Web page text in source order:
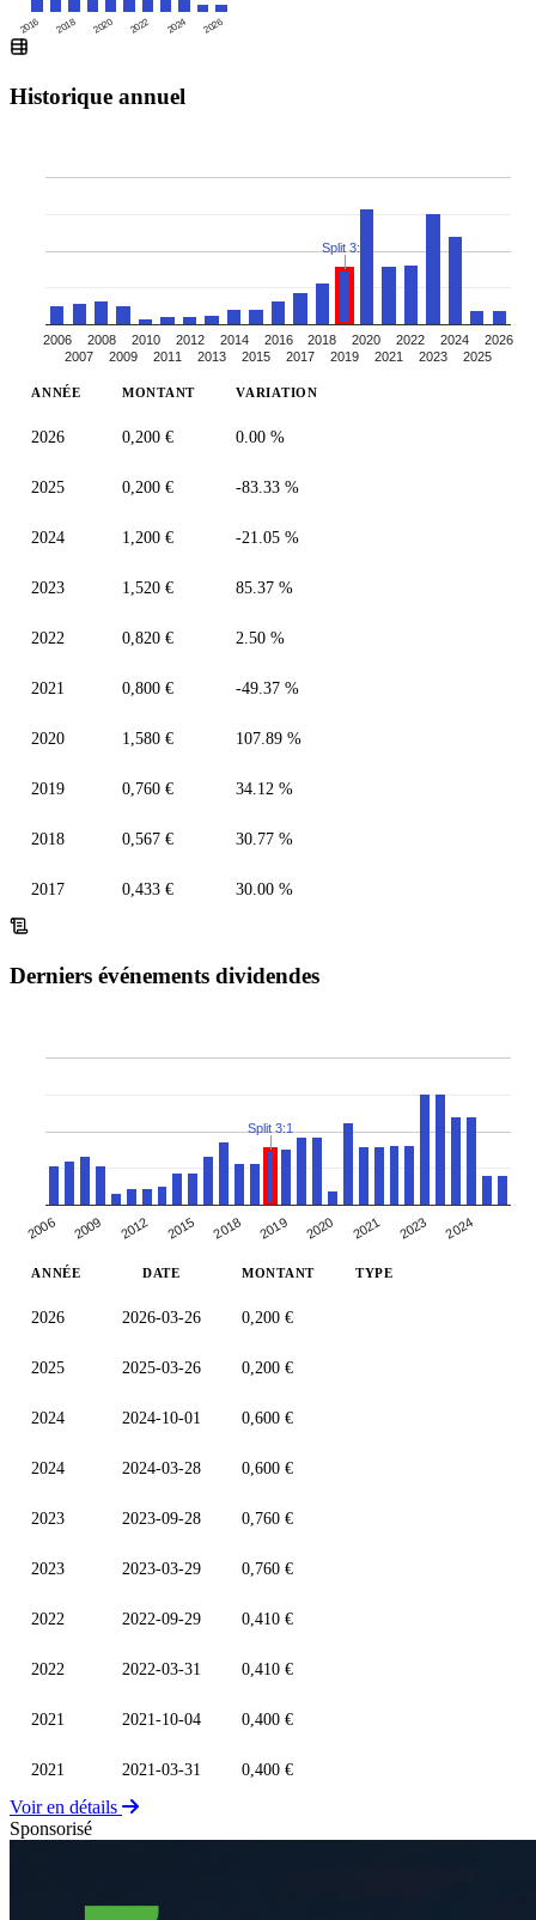
2016 2018 2020 2022 2024 2026
Historique annuel
2006
2007
2008
2009
2010
2011
2012
2013
2014
2015
2016
2017
2018
2019
2020
2021
2022
2023
2024
2025
2026
Split 3:1
ANNÉE MONTANT VARIATION
2026 0,200 € 0.00 %
2025 0,200 € -83.33 %
2024 1,200 € -21.05 %
2023 1,520 € 85.37 %
2022 0,820 € 2.50 %
2021 0,800 € -49.37 %
2020 1,580 € 107.89 %
2019 0,760 € 34.12 %
2018 0,567 € 30.77 %
2017 0,433 € 30.00 %
Derniers événements dividendes
2006 2009 2012 2015 2018 2019 2020 2021 2023 2024
Split 3:1
ANNÉE DATE MONTANT TYPE
2026 2026-03-26 0,200 €
2025 2025-03-26 0,200 €
2024 2024-10-01 0,600 €
2024 2024-03-28 0,600 €
2023 2023-09-28 0,760 €
2023 2023-03-29 0,760 €
2022 2022-09-29 0,410 €
2022 2022-03-31 0,410 €
2021 2021-10-04 0,400 €
2021 2021-03-31 0,400 €
Voir en détails
Sponsorisé